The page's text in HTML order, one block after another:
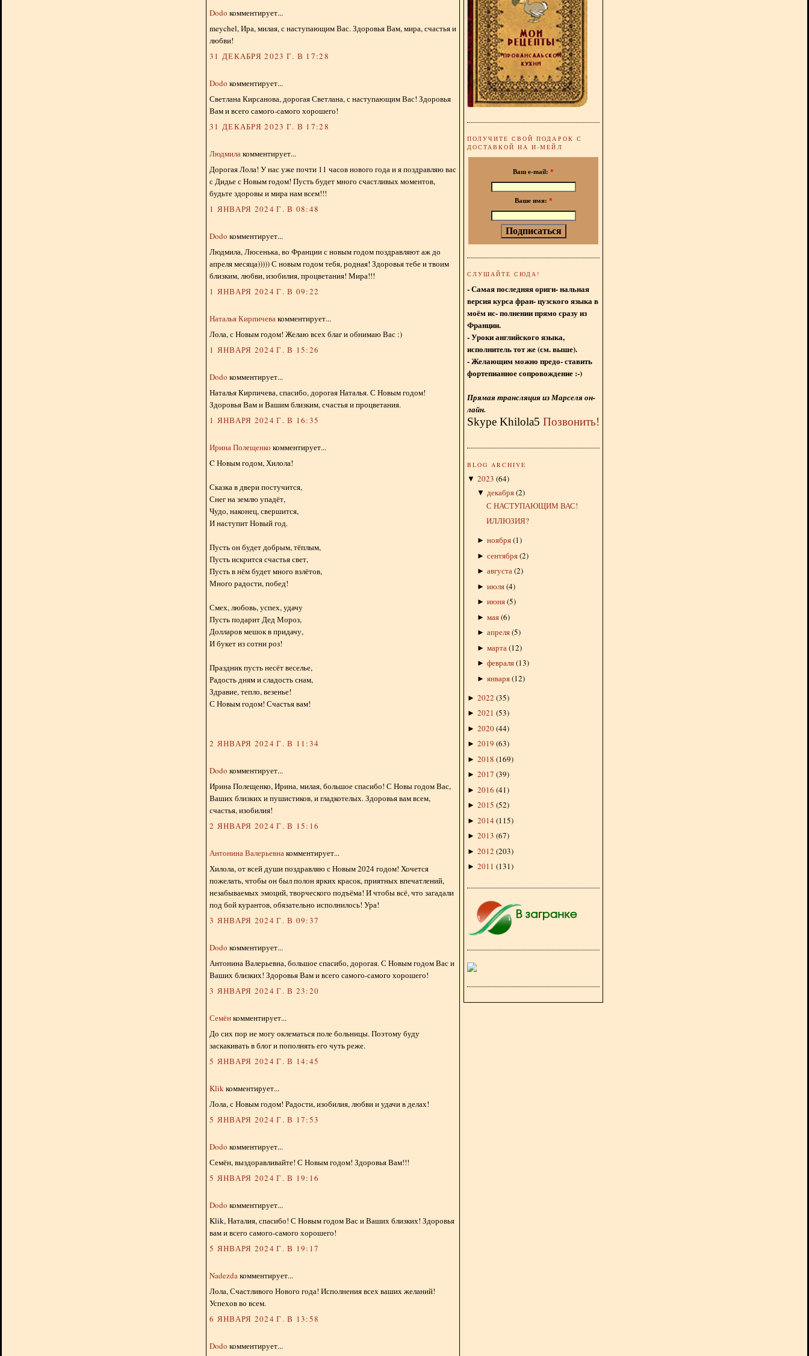
Dodo комментирует...
meychel, Ира, милая, с наступающим Вас. Здоровья Вам, мира, счастья и
любви!
31 ДЕКАБРЯ 2023 Г. В 17:28
Dodo комментирует...
Светлана Кирсанова, дорогая Светлана, с наступающим Вас! Здоровья
Вам и всего самого-самого хорошего!
31 ДЕКАБРЯ 2023 Г. В 17:28
Людмилакомментирует...
Дорогая Лола! У нас уже почти 11 часов нового года и я поздравляю вас
с Дидье с Новым годом! Пусть будет много счастливых моментов,
будьте здоровы и мира нам всем!!!
1 ЯНВАРЯ 2024 Г. В 08:48
Dodo комментирует...
Людмила, Люсенька, во Франции с новым годом поздравляют аж до
апреля месяца))))) С новым годом тебя, родная! Здоровья тебе и твоим
близким, любви, изобилия, процветания! Мира!!!
1 ЯНВАРЯ 2024 Г. В 09:22
Наталья Кирпичевакомментирует...
Лола, с Новым годом! Желаю всех благ и обнимаю Вас :)
1 ЯНВАРЯ 2024 Г. В 15:26
Dodo комментирует...
Наталья Кирпичева, спасибо, дорогая Наталья. С Новым годом!
Здоровья Вам и Вашим близким, счастья и процветания.
1 ЯНВАРЯ 2024 Г. В 16:35
Ирина Полещенко комментирует...
C Новым годом, Хилола!
Сказка в двери постучится,
Снег на землю упадёт,
Чудо, наконец, свершится,
И наступит Новый год.
Пусть он будет добрым, тёплым,
Пусть искрится счастья свет,
Пусть в нём будет много взлётов,
Много радости, побед!
Смех, любовь, успех, удачу
Пусть подарит Дед Мороз,
Долларов мешок в придачу,
И букет из сотни роз!
Праздник пусть несёт веселье,
Радость дням и сладость снам,
Здравие, тепло, везенье!
С Новым годом! Счастья вам!
2 ЯНВАРЯ 2024 Г. В 11:34
Dodo комментирует...
Ирина Полещенко, Ирина, милая, большое спасибо! С Новы годом Вас,
Ваших близких и пушистиков, и гладкотелых. Здоровья вам всем,
счастья, изобилия!
2 ЯНВАРЯ 2024 Г. В 15:16
Антонина Валерьевнакомментирует...
Хилола, от всей души поздравляю с Новым 2024 годом! Хочется
пожелать, чтобы он был полон ярких красок, приятных впечатлений,
незабываемых эмоций, творческого подъёма! И чтобы всё, что загадали
под бой курантов, обязательно исполнилось! Ура!
3 ЯНВАРЯ 2024 Г. В 09:37
Dodo комментирует...
Антонина Валерьевна, большое спасибо, дорогая. С Новым годом Вас и
Ваших близких! Здоровья Вам и всего самого-самого хорошего!
3 ЯНВАРЯ 2024 Г. В 23:20
Семёнкомментирует...
До сих пор не могу оклематься поле больницы. Поэтому буду
заскакивать в блог и пополнять его чуть реже.
5 ЯНВАРЯ 2024 Г. В 14:45
Klikкомментирует...
Лола, с Новым годом! Радости, изобилия, любви и удачи в делах!
5 ЯНВАРЯ 2024 Г. В 17:53
Dodo комментирует...
Семён, выздоравливайте! С Новым годом! Здоровья Вам!!!
5 ЯНВАРЯ 2024 Г. В 19:16
Dodo комментирует...
Klik, Наталия, спасибо! С Новым годом Вас и Ваших близких! Здоровья
вам и всего самого-самого хорошего!
5 ЯНВАРЯ 2024 Г. В 19:17
Nadezdaкомментирует...
Лола, Счастливого Нового года! Исполнения всех ваших желаний!
Успехов во всем.
6 ЯНВАРЯ 2024 Г. В 13:58
Dodo комментирует...
ПОЛУЧИТЕ СВОЙ ПОДАРОК С
ДОСТАВКОЙ НА И-МЕЙЛ
Ваш e-mail: *
Ваше имя: *
СЛУШАЙТЕ СЮДА!
- Самая последняя ориги- нальная
версия курса фран- цузского языка в
моём ис- полнении прямо сразу из
Франции.
- Уроки английского языка,
исполнитель тот же (см. выше).
- Желающим можно предо- ставить
фортепианное сопровождение :-)
Прямая трансляция из Марселя он-
лайн.
Skype Khilola5 Позвонить!
BLOG ARCHIVE
▼ 2023 (64)
▼ декабря(2)
С НАСТУПАЮЩИМ ВАС!
ИЛЛЮЗИЯ?
► ноября(1)
► сентября(2)
► августа(2)
► июля(4)
► июня(5)
► мая(6)
► апреля(5)
► марта(12)
► февраля(13)
► января(12)
► 2022 (35)
► 2021 (53)
► 2020(44)
► 2019 (63)
► 2018 (169)
► 2017 (39)
► 2016 (41)
► 2015 (52)
► 2014 (115)
► 2013 (67)
► 2012 (203)
► 2011 (131)